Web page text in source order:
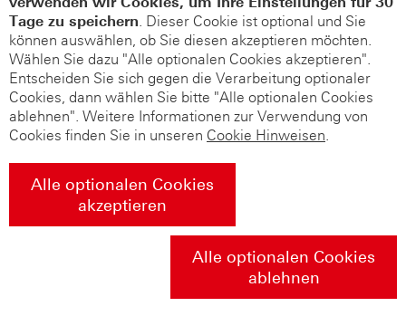
Tage zu speichern. Dieser Cookie ist optional und Sie
können auswählen, ob Sie diesen akzeptieren möchten.
Wählen Sie dazu "Alle optionalen Cookies akzeptieren".
Entscheiden Sie sich gegen die Verarbeitung optionaler
Cookies, dann wählen Sie bitte "Alle optionalen Cookies
ablehnen". Weitere Informationen zur Verwendung von
Cookies finden Sie in unseren Cookie Hinweisen.
Alle optionalen Cookies
akzeptieren
Alle optionalen Cookies
ablehnen